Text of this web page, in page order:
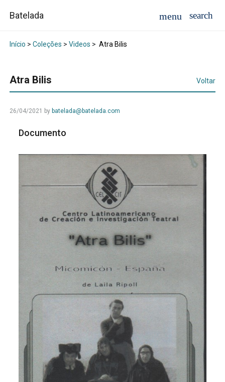
Batelada
Início > Coleções > Videos > Atra Bilis
Atra Bilis Voltar
26/04/2021 by batelada@batelada.com
Documento